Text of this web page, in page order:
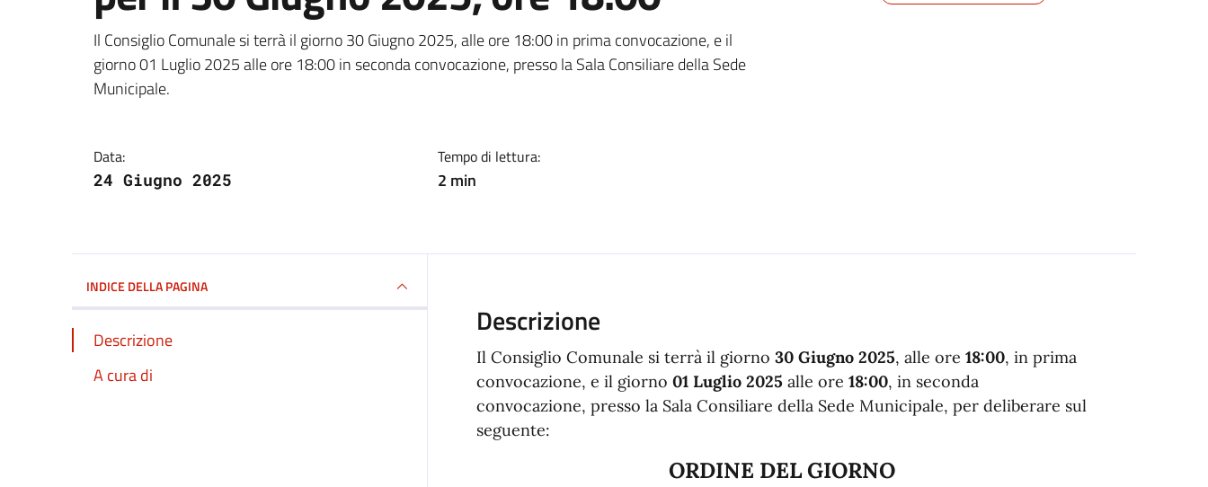
Dettagli della notizia
Il Consiglio Comunale si terrà il giorno 30 Giugno 2025, alle ore 18:00 in prima convocazione, e il
giorno 01 Luglio 2025 alle ore 18:00 in seconda convocazione, presso la Sala Consiliare della Sede
Municipale.
Data:
24 Giugno 2025
Tempo di lettura:
2 min
INDICE DELLA PAGINA
Descrizione
A cura di
Descrizione
Il Consiglio Comunale si terrà il giorno 30 Giugno 2025, alle ore 18:00, in prima
convocazione, e il giorno 01 Luglio 2025 alle ore 18:00, in seconda
convocazione, presso la Sala Consiliare della Sede Municipale, per deliberare sul
seguente:
ORDINE DEL GIORNO